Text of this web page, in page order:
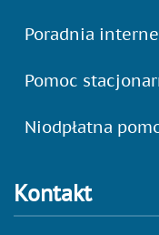
Poradnia
Pomoc
Niodpłatna
Kontakt